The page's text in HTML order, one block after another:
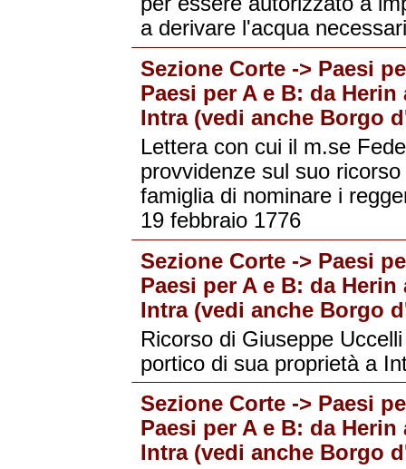
a derivare l'acqua
Sezione Corte -> Paesi
Paesi per A e B: da
Intra (vedi anche Borgo
Lettera con cui il m.se
provvidenze sul suo
famiglia di nominare i
19 febbraio 1776
Sezione Corte -> Paesi
Paesi per A e B: da
Intra (vedi anche Borgo
Ricorso di Giuseppe
portico di sua proprietà a
Sezione Corte -> Paesi
Paesi per A e B: da
Intra (vedi anche Borgo